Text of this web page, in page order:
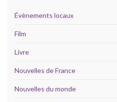
Évènements locaux
Film
Livre
Nouvelles de France
Nouvelles du monde